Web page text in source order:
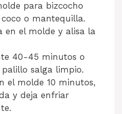
para bizcocho
o mantequilla.
en el molde y alisa la
40-45 minutos o
salga limpio.
el molde 10 minutos,
y deja enfriar